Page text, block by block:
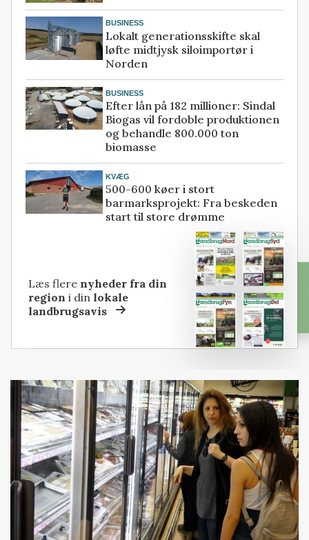
BUSINESS
Lokalt generationsskifte skal
løfte midtjysk siloimportør i
Norden
BUSINESS
Efter lån på 182 millioner: Sindal
Biogas vil fordoble produktionen
og behandle 800.000 ton
biomasse
KVÆG
500-600 køer i stort
barmarksprojekt: Fra beskeden
start til store drømme
Læs flere nyheder fra din
region i dinlokale
landbrugsavis